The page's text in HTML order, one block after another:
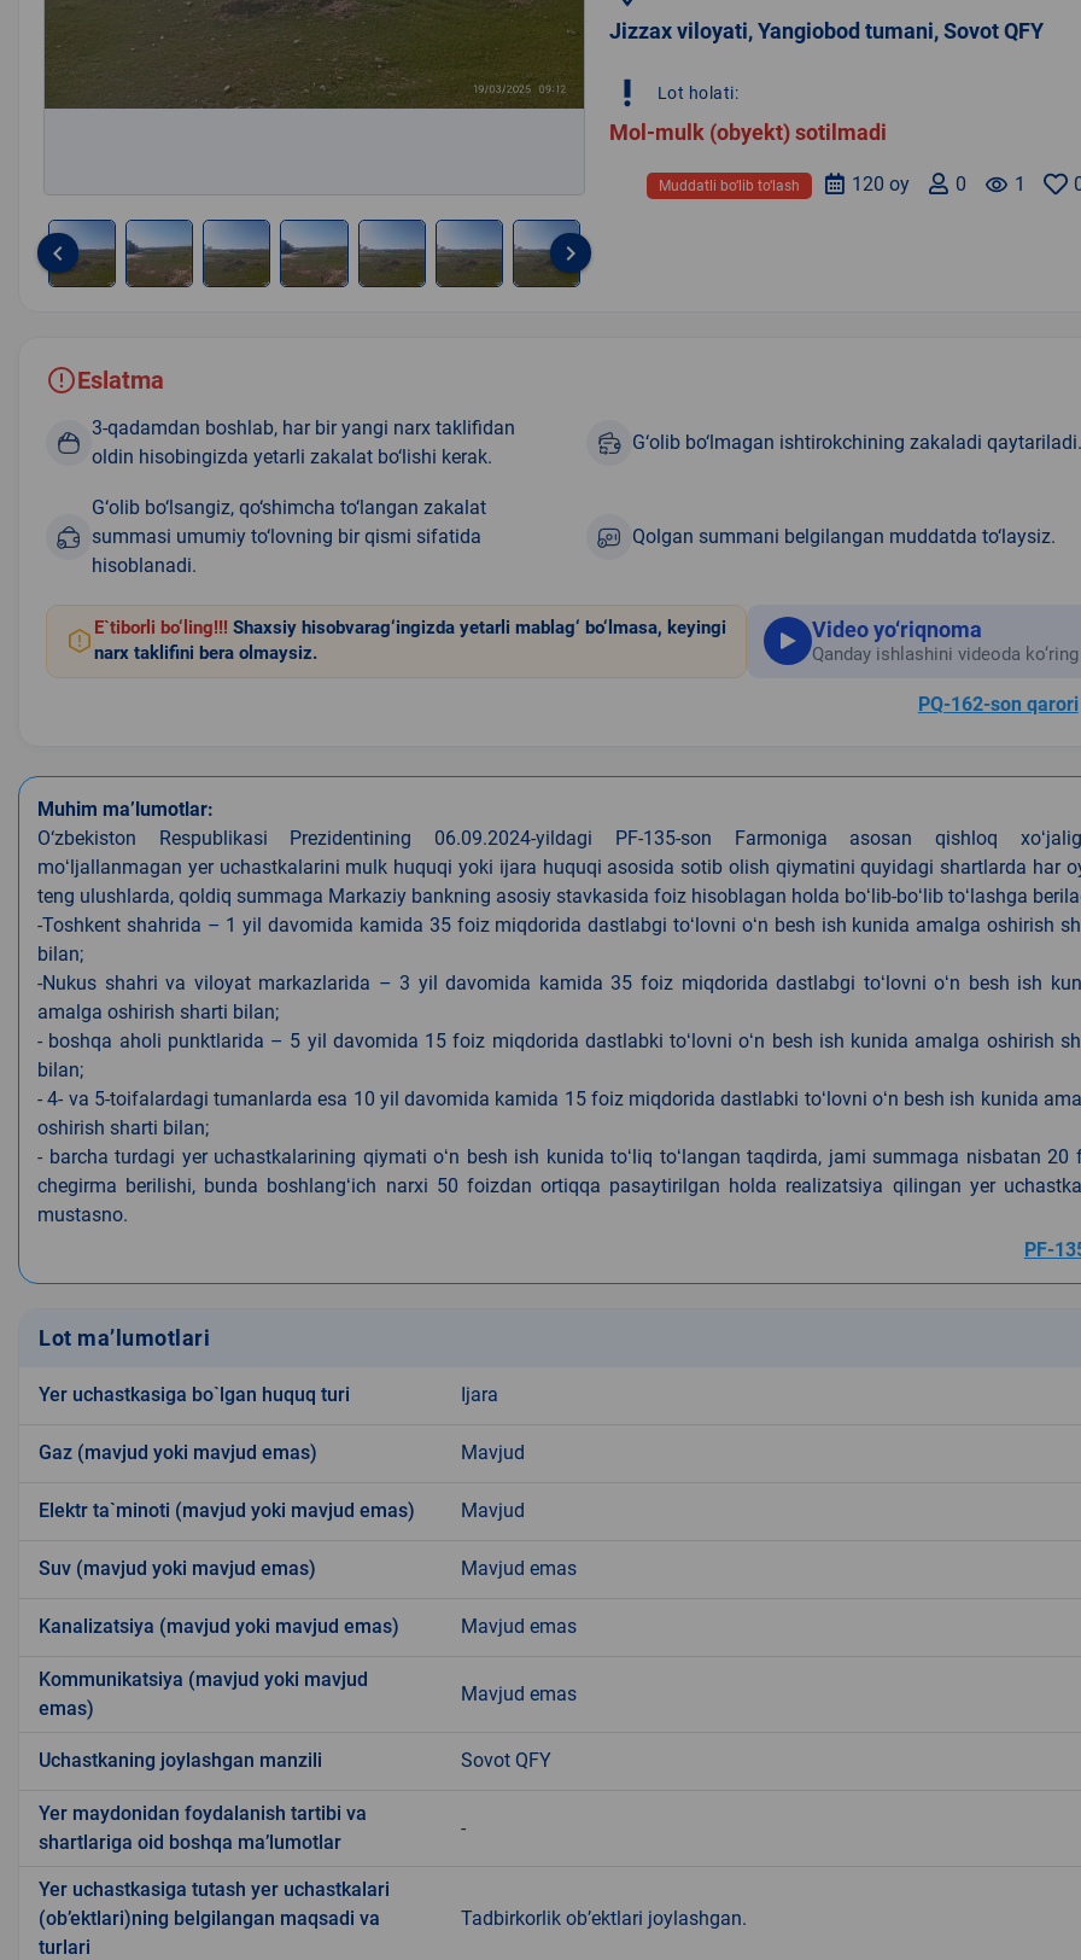
8
keyboard_arrow_left keyboard_arrow_right
Jizzax viloyati, Yangiobod tumani, Sovot QFY
priority_high Lot holati:
Mol-mulk (obyekt) sotilmadi
remove_red_eye 1
0
120 oy
Muddatli bo‘lib to‘lash
Eslatma
3-qadamdan boshlab, har bir yangi narx taklifidan
oldin hisobingizda yetarli zakalat bo‘lishi kerak.
G‘olib bo‘lmagan ishtirokchining zakaladi qaytariladi.
G‘olib bo‘lsangiz, qo‘shimcha to‘langan zakalat
summasi umumiy to‘lovning bir qismi sifatida
hisoblanadi.
Qolgan summani belgilangan muddatda to‘laysiz.
E`tiborli bo‘ling!!! Shaxsiy hisobvarag‘ingizda yetarli mablag‘ bo‘lmasa, keyingi
narx taklifini bera olmaysiz.
Video yo‘riqnoma
Qanday ishlashini videoda ko‘ring
PQ-162-son qarori
Muhim ma’lumotlar:
O‘zbekiston Respublikasi Prezidentining 06.09.2024-yildagi PF-135-son Farmoniga asosan qishloq
moʻljallanmagan yer uchastkalarini mulk huquqi yoki ijara huquqi asosida sotib olish qiymatini quyidagi shartlarda har
teng ulushlarda, qoldiq summaga Markaziy bankning asosiy stavkasida foiz hisoblagan holda boʻlib-boʻlib toʻlashga
-Toshkent shahrida – 1 yil davomida kamida 35 foiz miqdorida dastlabgi toʻlovni oʻn besh ish kunida amalga oshirish
bilan;
-Nukus shahri va viloyat markazlarida – 3 yil davomida kamida 35 foiz miqdorida dastlabgi toʻlovni oʻn besh ish
amalga oshirish sharti bilan;
- boshqa aholi punktlarida – 5 yil davomida 15 foiz miqdorida dastlabki toʻlovni oʻn besh ish kunida amalga oshirish
bilan;
- 4- va 5-toifalardagi tumanlarda esa 10 yil davomida kamida 15 foiz miqdorida dastlabki toʻlovni oʻn besh ish kunida
oshirish sharti bilan;
- barcha turdagi yer uchastkalarining qiymati oʻn besh ish kunida toʻliq toʻlangan taqdirda, jami summaga nisbatan 20
chegirma berilishi, bunda boshlangʻich narxi 50 foizdan ortiqqa pasaytirilgan holda realizatsiya qilingan yer
mustasno.
PF-
Lot ma’lumotlari
Yer uchastkasiga bo`lgan huquq turi Ijara
Gaz (mavjud yoki mavjud emas) Mavjud
Elektr ta`minoti (mavjud yoki mavjud emas) Mavjud
Suv (mavjud yoki mavjud emas) Mavjud emas
Kanalizatsiya (mavjud yoki mavjud emas) Mavjud emas
Kommunikatsiya (mavjud yoki mavjud
emas)
Mavjud emas
Uchastkaning joylashgan manzili Sovot QFY
Yer maydonidan foydalanish tartibi va
shartlariga oid boshqa ma’lumotlar
-
Yer uchastkasiga tutash yer uchastkalari
(ob’ektlari)ning belgilangan maqsadi va
turlari
Tadbirkorlik ob’ektlari joylashgan.